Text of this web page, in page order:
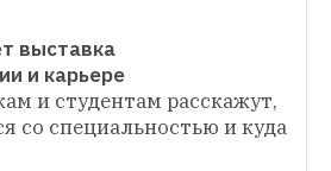
выставка
и студентам расскажут,
со специальностью и куда